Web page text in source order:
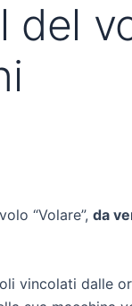
del
“Volare”, da
vincolati dalle